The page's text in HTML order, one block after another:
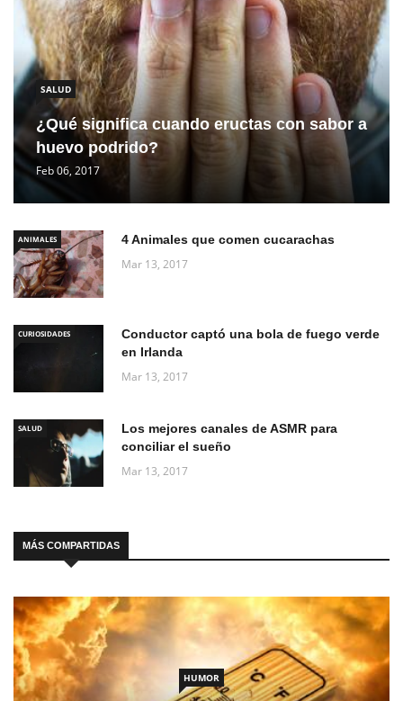
SALUD
¿Qué significa cuando eructas con sabor a
huevo podrido?
Feb 06, 2017
ANIMALES 4 Animales que comen cucarachas
Mar 13, 2017
CURIOSIDADES
Conductor captó una bola de fuego verde
en Irlanda
Mar 13, 2017
SALUD
Los mejores canales de ASMR para
conciliar el sueño
Mar 13, 2017
MÁS COMPARTIDAS
HUMOR